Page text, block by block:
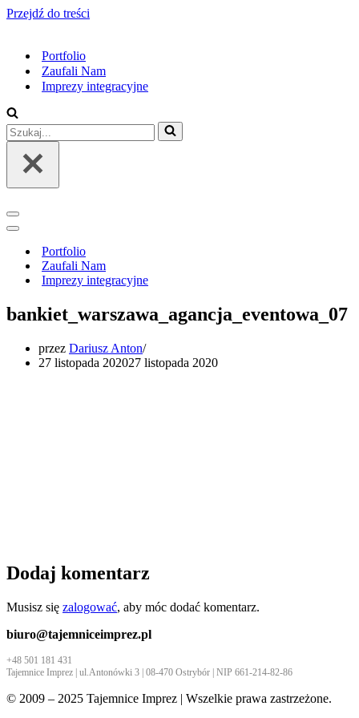
Przejdź do treści
Portfolio
Zaufali Nam
Imprezy integracyjne
Szukaj...
Menu
nawigacji
Menu
nawigacjiPortfolio
Zaufali Nam
Imprezy integracyjne
bankiet_warszawa_agancja_eventowa_07
przez Dariusz Anton
27 listopada 202027 listopada 2020
Dodaj komentarz
Musisz się zalogować, aby móc dodać komentarz.
biuro@tajemniceimprez.pl
+48 501 181 431
Tajemnice Imprez | ul.Antonówki 3 | 08-470 Ostrybór | NIP 661-214-82-86
© 2009 – 2025 Tajemnice Imprez | Wszelkie prawa zastrzeżone.